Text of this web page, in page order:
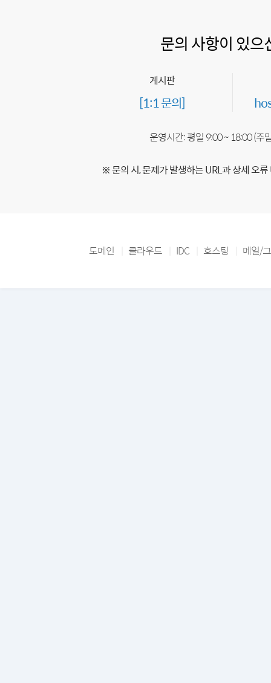
문의 사항이 있으
게시판
[1:1 문의]
운영시간: 평일 9:00 ~ 18:00 (주
※ 문의 시, 문제가 발생하는 URL과 상세 오
도메인 클라우드 IDC 호스팅 메일/